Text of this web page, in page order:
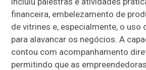
financeira, embelezamento de
de vitrines e, especialmente, o uso
para alavancar os negócios. A
contou com acompanhamento
permitindo que as